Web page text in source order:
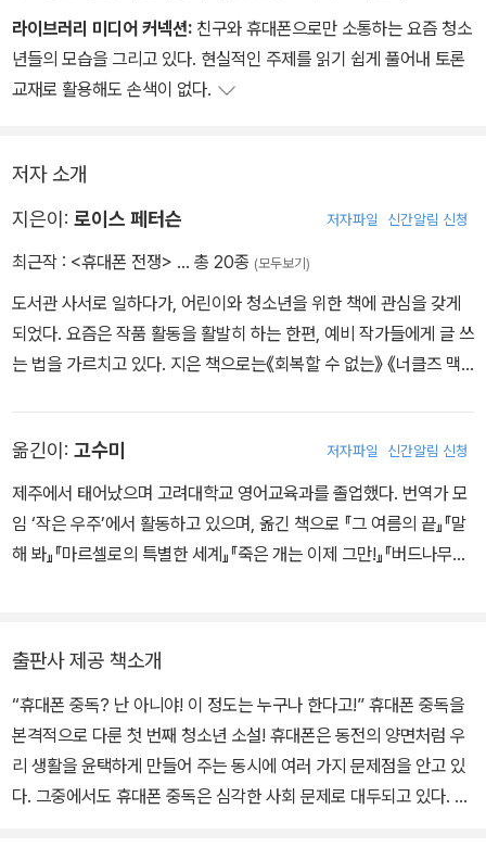
라이브러리 미디어 커넥션: 친구와 휴대폰으로만 소통하는 요즘 청소
년들의 모습을 그리고 있다. 현실적인 주제를 읽기 쉽게 풀어내 토론
교재로 활용해도 손색이 없다.
저자 소개
지은이: 로이스 페터슨 저자파일 신간알림 신청
최근작 : <휴대폰 전쟁> … 총 20종 (모두보기)
도서관 사서로 일하다가, 어린이와 청소년을 위한 책에 관심을 갖게
되었다. 요즘은 작품 활동을 활발히 하는 한편, 예비 작가들에게 글 쓰
는 법을 가르치고 있다. 지은 책으로는《회복할 수 없는》 《너클즈 맥
옮긴이: 고수미 저자파일 신간알림 신청
제주에서 태어났으며 고려대학교 영어교육과를 졸업했다. 번역가 모
임 ‘작은 우주’에서 활동하고 있으며, 옮긴 책으로 『그 여름의 끝』『말
해 봐』『마르셀로의 특별한 세계』『죽은 개는 이제 그만!』『버드나무에
출판사 제공 책소개
“휴대폰 중독? 난 아니야! 이 정도는 누구나 한다고!” 휴대폰 중독을
본격적으로 다룬 첫 번째 청소년 소설! 휴대폰은 동전의 양면처럼 우
리 생활을 윤택하게 만들어 주는 동시에 여러 가지 문제점을 안고 있
다. 그중에서도 휴대폰 중독은 심각한 사회 문제로 대두되고 있다. 휴